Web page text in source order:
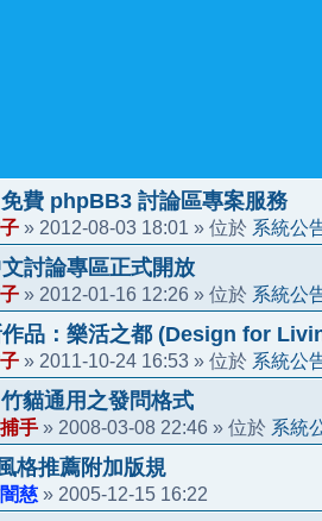
費 phpBB3 討論區專案服務
» 2012-08-03 18:01 » 位於 系統公
討論專區正式開放
» 2012-01-16 12:26 » 位於 系統公
品：樂活之都 (Design for
» 2011-10-24 16:53 » 位於 系統公
貓通用之發問格式
手 » 2008-03-08 22:46 » 位於 系統
格推薦附加版規
慈 » 2005-12-15 16:22